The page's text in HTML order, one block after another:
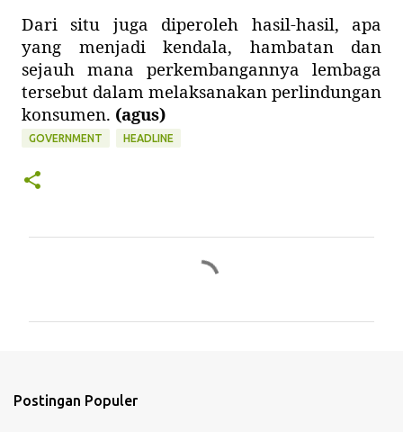
Dari situ juga diperoleh hasil-hasil, apa
yang menjadi kendala, hambatan dan
sejauh mana perkembangannya lembaga
tersebut dalam melaksanakan perlindungan
konsumen. (agus)
GOVERNMENT HEADLINE
Postingan Populer